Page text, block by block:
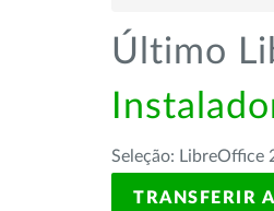
Último
Seleção: LibreOffice
TRANSFERIR